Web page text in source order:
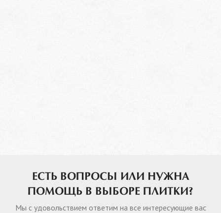
ЕСТЬ ВОПРОСЫ ИЛИ НУЖНА
ПОМОЩЬ В ВЫБОРЕ ПЛИТКИ?
Мы с удовольствием ответим на все интересующие вас